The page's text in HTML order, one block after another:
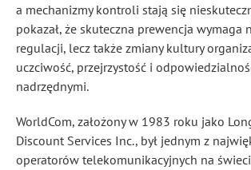
a mechanizmy kontroli stają się
pokazał, że skuteczna prewencja wymaga
regulacji, lecz także zmiany kultury
uczciwość, przejrzystość i
nadrzędnymi.
WorldCom, założony w 1983 roku jako
Discount Services Inc., był jednym z
operatorów telekomunikacyjnych na